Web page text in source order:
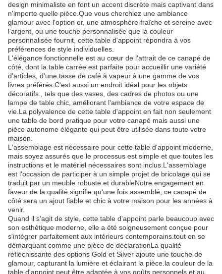
design minimaliste en font un accent discrète mais captivant dans
n'importe quelle pièce.Que vous cherchiez une ambiance
glamour avec l'option or, une atmosphère fraîche et sereine avec
l'argent, ou une touche personnalisée que la couleur
personnalisée fournit, cette table d'appoint répondra à vos
préférences de style individuelles.
L'élégance fonctionnelle est au cœur de l'attrait de ce canapé de
côté, dont la table carrée est parfaite pour accueillir une variété
d'articles, d'une tasse de café à vapeur à une gamme de vos
livres préférés.C'est aussi un endroit idéal pour les objets
décoratifs., tels que des vases, des cadres de photos ou une
lampe de table chic, améliorant l'ambiance de votre espace de
vie.La polyvalence de cette table d'appoint en fait non seulement
une table de bord pratique pour votre canapé mais aussi une
pièce autonome élégante qui peut être utilisée dans toute votre
maison.
L'assemblage est nécessaire pour cette table d'appoint moderne,
mais soyez assurés que le processus est simple et que toutes les
instructions et le matériel nécessaires sont inclus.L'assemblage
est l'occasion de participer à un simple projet de bricolage qui se
traduit par un meuble robuste et durableNotre engagement en
faveur de la qualité signifie qu'une fois assemblé, ce canapé de
côté sera un ajout fiable et chic à votre maison pour les années à
venir.
Quand il s'agit de style, cette table d'appoint parle beaucoup avec
son esthétique moderne, elle a été soigneusement conçue pour
s'intégrer parfaitement aux intérieurs contemporains.tout en se
démarquant comme une pièce de déclarationLa qualité
réfléchissante des options Gold et Silver ajoute une touche de
glamour, capturant la lumière et éclairant la pièce.la couleur de la
table d'appoint peut être adaptée à vos goûts personnels et au